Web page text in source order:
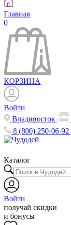
Главная
0
КОРЗИНА
Войти
Владивосток
8 (800) 250-06-92
Каталог
Войти
получай скидки
и бонусы